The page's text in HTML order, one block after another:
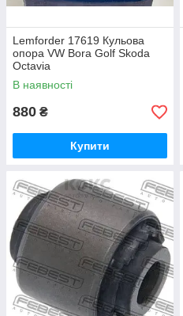
Lemforder 17619 Кульова
опора VW Bora Golf Skoda
Octavia
В наявності
880 ₴
Купити